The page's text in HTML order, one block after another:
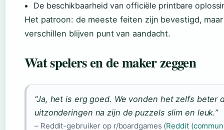
De beschikbaarheid van officiële printbare
Het patroon: de meeste feiten zijn bevestigd,
verschillen blijven punt van aandacht.
Wat spelers en de maker zeggen
“Ja, het is erg goed. We vonden het zelfs beter
uitzonderingen na zijn de puzzels slim en leuk.”
– Reddit-gebruiker op r/boardgames (Reddit